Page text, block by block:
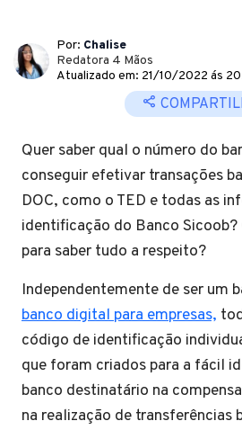
Por: Chalise
Redatora 4 Mãos
Atualizado em: 21/10/2022 ás
Quer saber qual o número do
conseguir efetivar transações
DOC, como o TED e todas as
identificação do Banco
para saber tudo a respeito?
Independentemente de ser um
banco digital para empresas,
código de identificação
que foram criados para a fácil
banco destinatário na
na realização de transferências